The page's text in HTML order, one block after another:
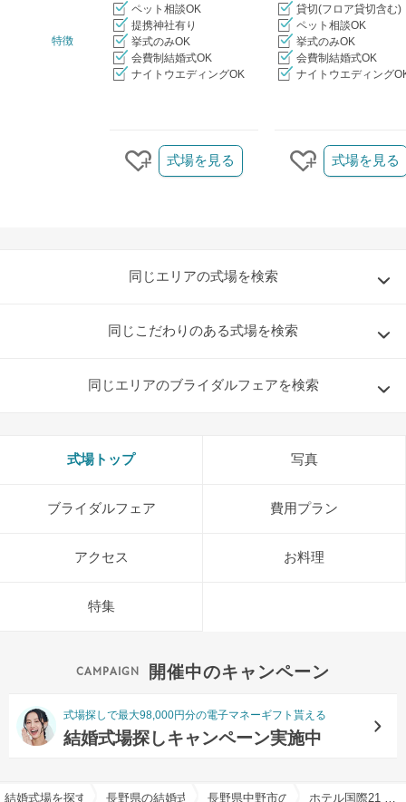
特徴
ペット相談OK
提携神社有り
挙式のみOK
会費制結婚式OK
ナイトウエディングOK
貸切(フロア貸切含む)
ペット相談OK
挙式のみOK
会費制結婚式OK
ナイトウエディング
クリップする
式場を見る
クリップする
式場を見る
同じエリアの式場を検索
同じこだわりのある式場を検索
同じエリアのブライダルフェアを検索
式場トップ 写真
ブライダルフェア 費用プラン
アクセス お料理
特集
開催中のキャンペーン
式場探しで最大98,000円分の電子マネーギフト貰える
結婚式場探しキャンペーン実施中
結婚式場を探すならハナユメ長野県の結婚式場一覧長野県中野市の結婚式場一覧 ホテル国際21 THE FIVE SEASONS NAKANOで結婚式